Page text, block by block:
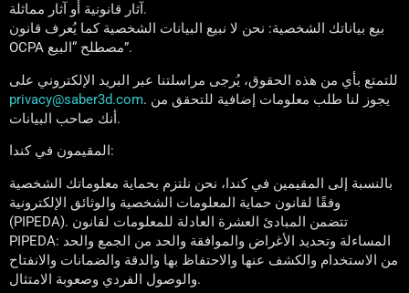
آثار قانونية أو آثار مماثلة.
بيع بياناتك الشخصية: نحن لا نبيع البيانات الشخصية كما يُعرف قانون
OCPA مصطلح “البيع”.
للتمتع بأي من هذه الحقوق، يُرجى مراسلتنا عبر البريد الإلكتروني على
privacy@saber3d.com. يجوز لنا طلب معلومات إضافية للتحقق من
أنك صاحب البيانات.
المقيمون في كندا:
بالنسبة إلى المقيمين في كندا، نحن نلتزم بحماية معلوماتك الشخصية
وفقًا لقانون حماية المعلومات الشخصية والوثائق الإلكترونية
(PIPEDA). تتضمن المبادئ العشرة العادلة للمعلومات لقانون
PIPEDA: المساءلة وتحديد الأغراض والموافقة والحد من الجمع والحد
من الاستخدام والكشف عنها والاحتفاظ بها والدقة والضمانات والانفتاح
والوصول الفردي وصعوبة الامتثال.